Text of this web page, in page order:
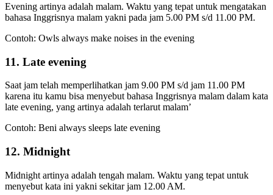
Evening artinya adalah malam. Waktu yang tepat untuk mengatakan
bahasa Inggrisnya malam yakni pada jam 5.00 PM s/d 11.00 PM.
Contoh: Owls always make noises in the evening
11. Late evening
Saat jam telah memperlihatkan jam 9.00 PM s/d jam 11.00 PM
karena itu kamu bisa menyebut bahasa Inggrisnya malam dalam kata
late evening, yang artinya adalah terlarut malam’
Contoh: Beni always sleeps late evening
12. Midnight
Midnight artinya adalah tengah malam. Waktu yang tepat untuk
menyebut kata ini yakni sekitar jam 12.00 AM.